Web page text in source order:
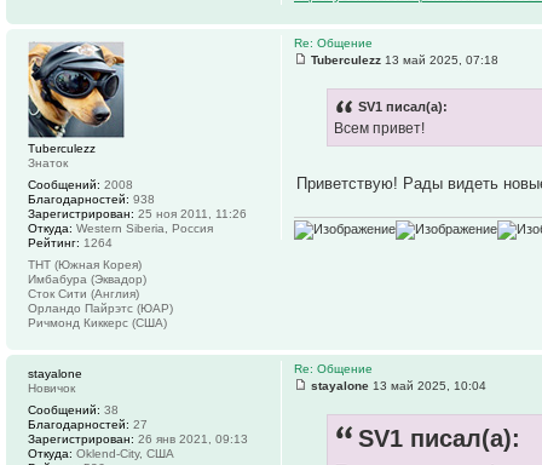
Re: Общение
Tuberculezz 13 май 2025, 07:18
SV1 писал(а):
Всем привет!
Приветствую! Рады видеть
Tuberculezz
Знаток
Сообщений: 2008
Благодарностей: 938
Зарегистрирован: 25 ноя 2011, 11:26
Откуда: Western Siberia, Россия
Рейтинг: 1264
ТНТ (Южная Корея)
Имбабура (Эквадор)
Сток Сити (Англия)
Орландо Пайрэтс (ЮАР)
Ричмонд Киккерс (США)
Re: Общение
stayalone 13 май 2025, 10:04
SV1 писал(а):
stayalone
Новичок
Сообщений: 38
Благодарностей: 27
Зарегистрирован: 26 янв 2021, 09:13
Откуда: Oklend-City, США